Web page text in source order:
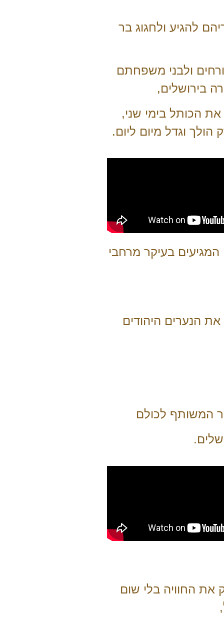
להגיע ולחגוג בר
ולבני משפחתם
הכותל בימי שני,
וגדל מיום ליום.
בעיקר מרחבי
הנערים היהודים
המשותף לכולם
את החוויה בלי שום